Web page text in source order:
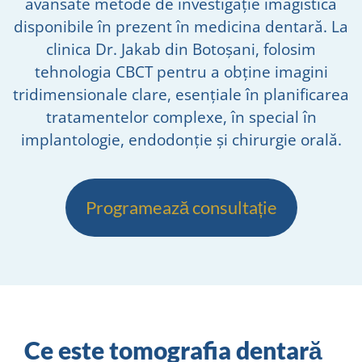
disponibile în prezent în medicina dentară. La
clinica Dr. Jakab din Botoșani, folosim
tehnologia CBCT pentru a obține imagini
tridimensionale clare, esențiale în planificarea
tratamentelor complexe, în special în
implantologie, endodonție și chirurgie orală.
Programează consultație
Ce este tomografia dentară